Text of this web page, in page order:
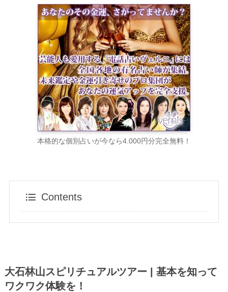
本格的な個別占いが今なら4.000円分完全無料！
Contents
大石林山スピリチュアルツアー | 基本を知って
ワクワク体験を！